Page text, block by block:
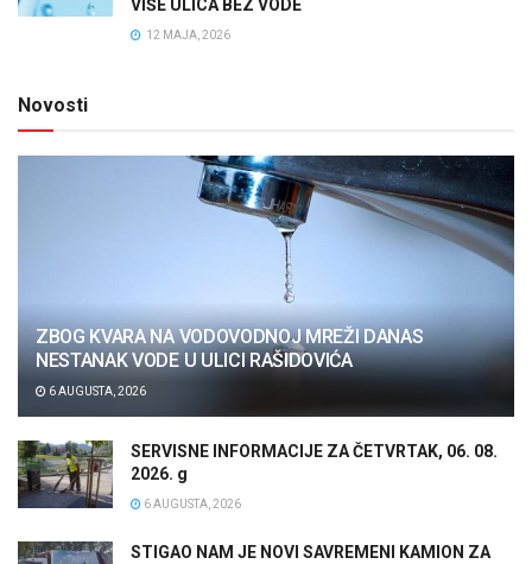
VIŠE ULICA BEZ VODE
12 MAJA, 2026
Novosti
ZBOG KVARA NA VODOVODNOJ MREŽI DANAS
NESTANAK VODE U ULICI RAŠIDOVIĆA
6 AUGUSTA, 2026
SERVISNE INFORMACIJE ZA ČETVRTAK, 06. 08.
2026. g
6 AUGUSTA, 2026
STIGAO NAM JE NOVI SAVREMENI KAMION ZA